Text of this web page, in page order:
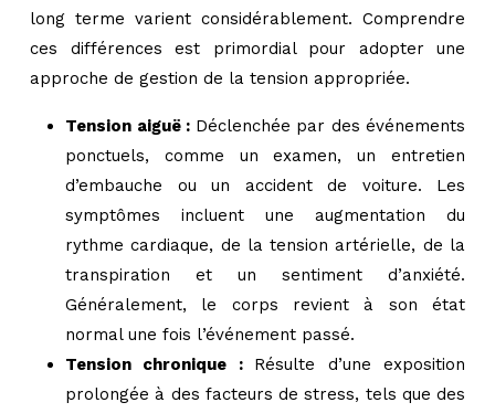
long terme varient considérablement. Comprendre
ces différences est primordial pour adopter une
approche de gestion de la tension appropriée.
Tension aiguë : Déclenchée par des événements
ponctuels, comme un examen, un entretien
d’embauche ou un accident de voiture. Les
symptômes incluent une augmentation du
rythme cardiaque, de la tension artérielle, de la
transpiration et un sentiment d’anxiété.
Généralement, le corps revient à son état
normal une fois l’événement passé.
Tension chronique : Résulte d’une exposition
prolongée à des facteurs de stress, tels que des